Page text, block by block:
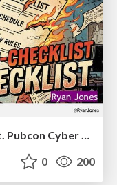
The Anti-SEO Checklist Checklist. Pubcon Cyber Week
0 200